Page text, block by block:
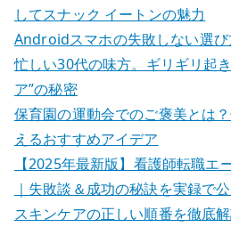
してスナック イートンの魅力
Androidスマホの失敗しない選
忙しい30代の味方。ギリギリ起
ア”の秘密
保育園の運動会でのご褒美とは
えるおすすめアイデア
【2025年最新版】看護師転職エ
｜失敗談＆成功の秘訣を実録で公
スキンケアの正しい順番を徹底